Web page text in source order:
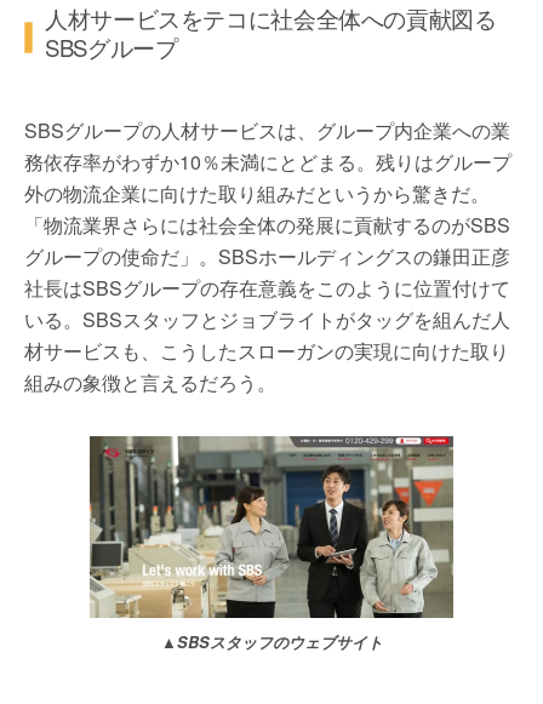
人材サービスをテコに社会全体への貢献図る
SBSグループ
SBSグループの人材サービスは、グループ内企業への業
務依存率がわずか10％未満にとどまる。残りはグループ
外の物流企業に向けた取り組みだというから驚きだ。
「物流業界さらには社会全体の発展に貢献するのがSBS
グループの使命だ」。SBSホールディングスの鎌田正彦
社長はSBSグループの存在意義をこのように位置付けて
いる。SBSスタッフとジョブライトがタッグを組んだ人
材サービスも、こうしたスローガンの実現に向けた取り
組みの象徴と言えるだろう。
▲SBSスタッフのウェブサイト